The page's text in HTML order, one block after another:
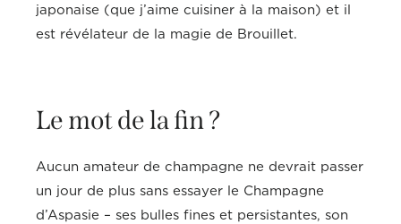
japonaise (que j’aime cuisiner à la maison) et il
est révélateur de la magie de Brouillet.
Le mot de la fin ?
Aucun amateur de champagne ne devrait passer
un jour de plus sans essayer le Champagne
d’Aspasie – ses bulles fines et persistantes, son